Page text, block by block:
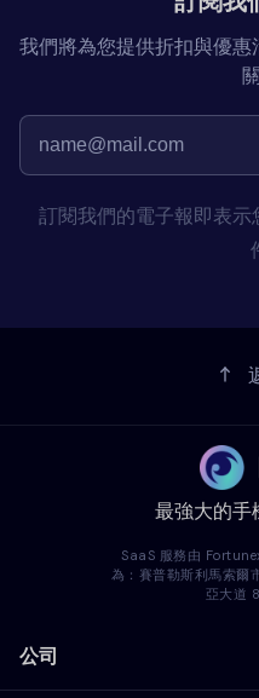
我們將為您提供折扣與優
訂閱我們的電子報即表
最強大的手
SaaS 服務由
為：賽普勒斯利馬索爾
亞大道
公司